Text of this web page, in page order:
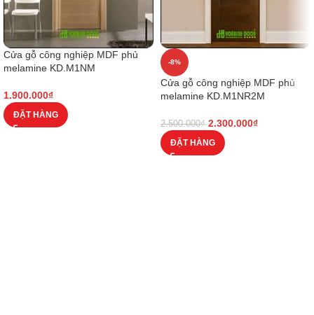
Cửa gỗ công nghiệp MDF phủ
melamine KD.M1NM
1.900.000₫
ĐẶT HÀNG
-8%
Cửa gỗ công nghiệp MDF phủ
melamine KD.M1NR2M
2.500.000₫ 2.300.000₫
ĐẶT HÀNG